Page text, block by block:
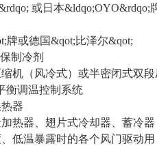
或日本&ldqo;OYO&rdqo;
牌或德国&qot;比泽尔&qot;
制冷剂
机（风冷式）或半密闭式双段
衡调温控制系统
器
热器、翅片式冷却器、蓄冷器
低温暴露时的各个风门驱动用